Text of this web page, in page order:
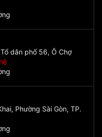
dân phố 56, Ô Chợ
Phường Sài Gòn, TP.